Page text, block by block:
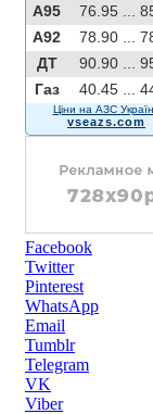
A95
76.95 ...
A92
78.90 ...
ДТ
90.90 ...
Газ
40.45 ...
Ціни на АЗС
vseazs.com
Facebook
Twitter
Pinterest
WhatsApp
Email
Tumblr
Telegram
VK
Viber